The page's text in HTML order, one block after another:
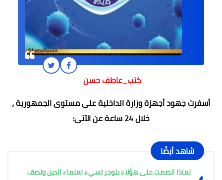
كتب_عاطف حسن
أسفرت جهود أجهزة وزارة الداخلية على مستوى الجمهورية ،
خلال 24 ساعة عن الآتى:
شاهد أيضًا
لماذا الصمت على هؤلاء بلوجر تسيء لعلماء الدين وتصف